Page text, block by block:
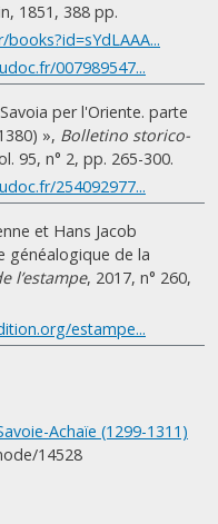
1851, 388 pp.
007989547...
per l'Oriente. parte
», Bolletino storico-
95, n° 2, pp. 265-300.
254092977...
et Hans Jacob
généalogique de la
l’estampe, 2017, n° 260,
estampe...
Achaïe (1299-1311)
14528